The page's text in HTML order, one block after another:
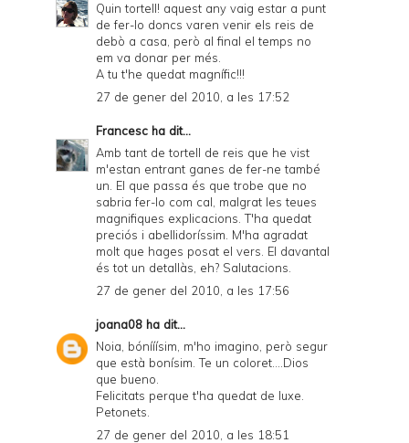
Quin tortell! aquest any vaig estar a punt
de fer-lo doncs varen venir els reis de
debò a casa, però al final el temps no
em va donar per més.
A tu t'he quedat magnífic!!!
27 de gener del 2010, a les 17:52
Francesc ha dit...
Amb tant de tortell de reis que he vist
m'estan entrant ganes de fer-ne també
un. El que passa és que trobe que no
sabria fer-lo com cal, malgrat les teues
magnifiques explicacions. T'ha quedat
preciós i abellidoríssim. M'ha agradat
molt que hages posat el vers. El davantal
és tot un detallàs, eh? Salutacions.
27 de gener del 2010, a les 17:56
joana08 ha dit...
Noia, bónííísim, m'ho imagino, però segur
que està bonísim. Te un coloret....Dios
que bueno.
Felicitats perque t'ha quedat de luxe.
Petonets.
27 de gener del 2010, a les 18:51